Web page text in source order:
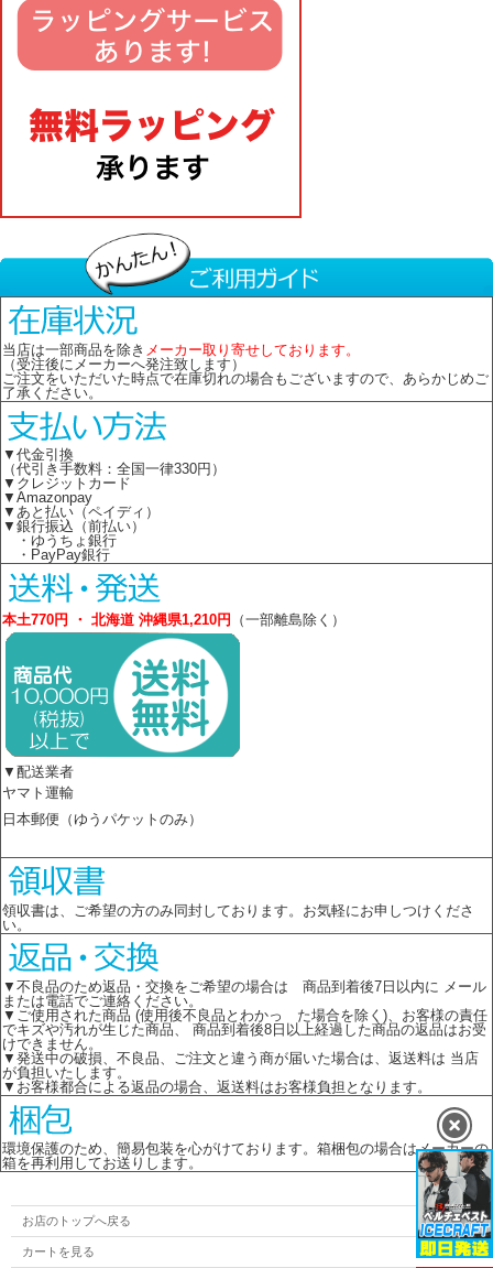
当店は一部商品を除き メーカー取り寄せしております。
（受注後にメーカーへ発注致します）
ご注文をいただいた時点で在庫切れの場合もございますので、あらかじめご
了承ください。
▼代金引換
（代引き手数料：全国一律330円）
▼クレジットカード
▼Amazonpay
▼あと払い（ペイディ）
▼銀行振込（前払い）
・ゆうちょ銀行
・PayPay銀行
本土770円 ・ 北海道 沖縄県1,210円 （一部離島除く）
▼配送業者
ヤマト運輸
日本郵便（ゆうパケットのみ）
領収書は、ご希望の方のみ同封しております。お気軽にお申しつけくださ
い。
▼不良品のため返品・交換をご希望の場合は 商品到着後7日以内に メール
または電話でご連絡ください。
▼ご使用された商品 (使用後不良品とわかっ た場合を除く)、お客様の責任
でキズや汚れが生じた商品、 商品到着後8日以上経過した商品の返品はお受
けできません。
▼発送中の破損、不良品、ご注文と違う商が届いた場合は、返送料は 当店
が負担いたします。
▼お客様都合による返品の場合、返送料はお客様負担となります。
環境保護のため、簡易包装を心がけております。箱梱包の場合はメーカーの
箱を再利用してお送りします。
お店のトップへ戻る
カートを見る